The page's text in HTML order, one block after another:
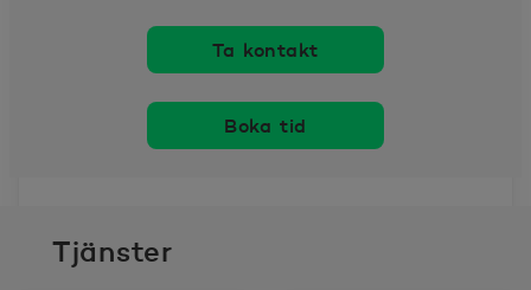
Ta kontakt
Boka tid
Tjänster